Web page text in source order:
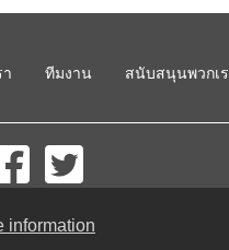
information
ทีมงาน สนับสนุนพวกเ